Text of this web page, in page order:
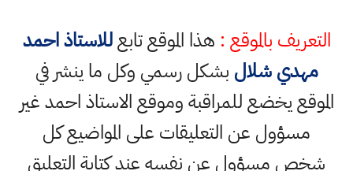
التعريف بالموقع : هذا الموقع تابعللاستاذ احمد
مهدي شلال بشكل رسمي وكل ما ينشر في
الموقع يخضع للمراقبة وموقع الاستاذ احمد غير
مسؤول عن التعليقات على المواضيع كل
شخص مسؤول عن نفسه عند كتابة التعليق